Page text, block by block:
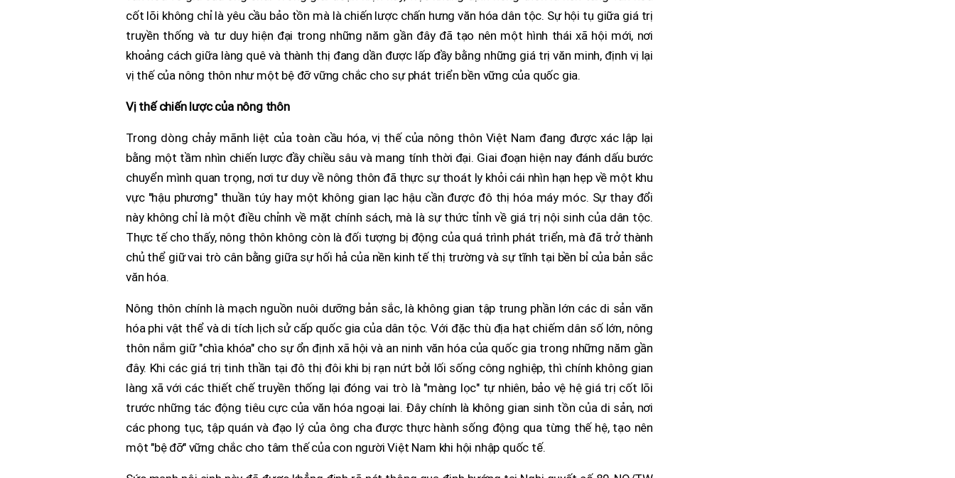
cốt lõi không chỉ là yêu cầu bảo tồn mà là chiến lược chấn hưng văn hóa dân tộc. Sự hội tụ giữa giá trị
truyền thống và tư duy hiện đại trong những năm gần đây đã tạo nên một hình thái xã hội mới, nơi
khoảng cách giữa làng quê và thành thị đang dần được lấp đầy bằng những giá trị văn minh, định vị lại
vị thế của nông thôn như một bệ đỡ vững chắc cho sự phát triển bền vững của quốc gia.
Vị thế chiến lược của nông thôn
Trong dòng chảy mãnh liệt của toàn cầu hóa, vị thế của nông thôn Việt Nam đang được xác lập lại
bằng một tầm nhìn chiến lược đầy chiều sâu và mang tính thời đại. Giai đoạn hiện nay đánh dấu bước
chuyển mình quan trọng, nơi tư duy về nông thôn đã thực sự thoát ly khỏi cái nhìn hạn hẹp về một khu
vực "hậu phương" thuần túy hay một không gian lạc hậu cần được đô thị hóa máy móc. Sự thay đổi
này không chỉ là một điều chỉnh về mặt chính sách, mà là sự thức tỉnh về giá trị nội sinh của dân tộc.
Thực tế cho thấy, nông thôn không còn là đối tượng bị động của quá trình phát triển, mà đã trở thành
chủ thể giữ vai trò cân bằng giữa sự hối hả của nền kinh tế thị trường và sự tĩnh tại bền bỉ của bản sắc
văn hóa.
Nông thôn chính là mạch nguồn nuôi dưỡng bản sắc, là không gian tập trung phần lớn các di sản văn
hóa phi vật thể và di tích lịch sử cấp quốc gia của dân tộc. Với đặc thù địa hạt chiếm dân số lớn, nông
thôn nắm giữ "chìa khóa" cho sự ổn định xã hội và an ninh văn hóa của quốc gia trong những năm gần
đây. Khi các giá trị tinh thần tại đô thị đôi khi bị rạn nứt bởi lối sống công nghiệp, thì chính không gian
làng xã với các thiết chế truyền thống lại đóng vai trò là "màng lọc" tự nhiên, bảo vệ hệ giá trị cốt lõi
trước những tác động tiêu cực của văn hóa ngoại lai. Đây chính là không gian sinh tồn của di sản, nơi
các phong tục, tập quán và đạo lý của ông cha được thực hành sống động qua từng thế hệ, tạo nên
một "bệ đỡ" vững chắc cho tâm thế của con người Việt Nam khi hội nhập quốc tế.